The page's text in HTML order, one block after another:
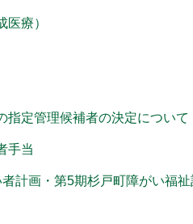
医療）
指定管理候補者の決定について
手当
計画・第5期杉戸町障がい福